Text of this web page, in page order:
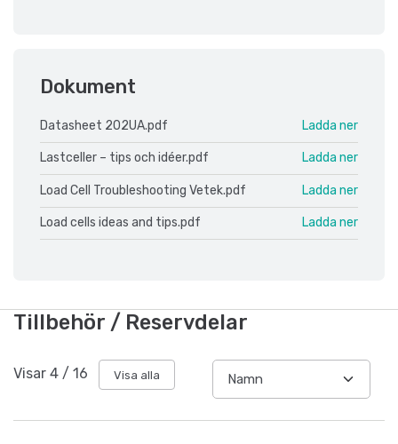
Dokument
Datasheet 202UA.pdf Ladda ner
Lastceller – tips och idéer.pdf Ladda ner
Load Cell Troubleshooting Vetek.pdf Ladda ner
Load cells ideas and tips.pdf Ladda ner
Tillbehör / Reservdelar
Visar 4 / 16 Visa alla